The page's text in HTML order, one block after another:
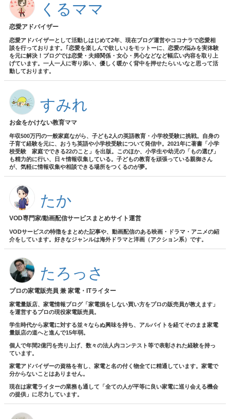
くるママ
恋愛アドバイザー
恋愛アドバイザーとして活動しはじめて2年、現在ブログ運営やココナラで恋愛相
談を行っております。｢恋愛を楽しんで欲しい｣をモットーに、恋愛の悩みを実体験
を元に解決！ブログでは恋愛・夫婦関係・女心・男心などなど幅広い内容を取り上
げています。一人一人に寄り添い、優しく暖かく背中を押せたらいいなと思って活
動しております。
すみれ
お金をかけない教育ママ
年収500万円の一般家庭ながら、子ども2人の英語教育・小学校受験に挑戦。自身の
子育て経験を元に、おうち英語や小学校受験について発信中。2021年に著書「小学
校受験 家庭でできる22のこと」を出版。このほか、小学生や幼児の「もの選び」
も精力的に行い、日々情報収集している。子どもの教育を頑張っている親御さん
が、気軽に情報収集や相談できる場所をつくるのが夢。
たか
VOD専門家/動画配信サービスまとめサイト運営
VODサービスの特徴をまとめた記事や、動画配信のある映画・ドラマ・アニメの紹
介をしています。好きなジャンルは海外ドラマと洋画（アクション系）です。
たろっさ
プロの家電販売員 兼 家電・ITライター
家電量販店、家電情報ブログ「家電損をしない買い方をプロの販売員が教えます」
を運営するプロの現役家電販売員。
学生時代から家電に対する並々ならぬ興味を持ち、アルバイトを経てそのまま家電
量販店の道へと進んで15年弱。
個人で年間2億円を売り上げ、数々の法人内コンテスト等で表彰された経験を持っ
ています。
家電アドバイザーの資格を有し、家電と名の付く物全てに精通しています。家電で
分からないことはありません。
現在は家電ライターの業務も通して「全ての人が平等に良い家電に巡り会える機会
の提供」に尽力しています。